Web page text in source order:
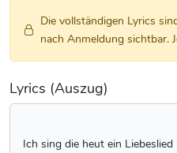
Die vollständigen Lyrics
nach Anmeldung sichtbar.
Lyrics (Auszug)
Ich sing die heut ein Liebeslied